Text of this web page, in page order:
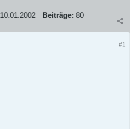
10.01.2002 Beiträge: 80
#1